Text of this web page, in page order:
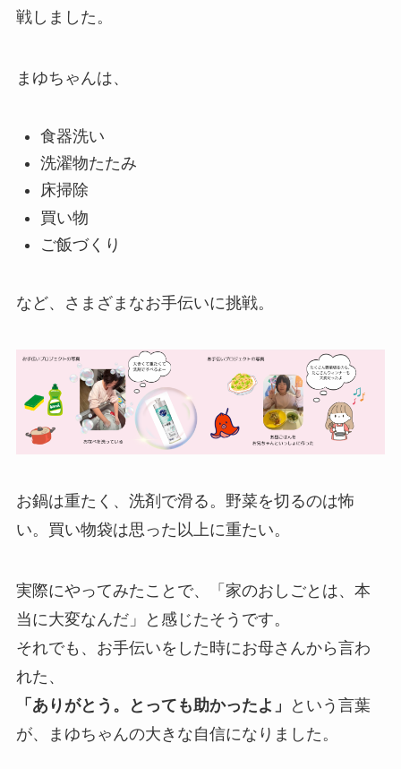
戦しました。
まゆちゃんは、
食器洗い
洗濯物たたみ
床掃除
買い物
ご飯づくり
など、さまざまなお手伝いに挑戦。
お鍋は重たく、洗剤で滑る。野菜を切るのは怖
い。買い物袋は思った以上に重たい。
実際にやってみたことで、「家のおしごとは、本
当に大変なんだ」と感じたそうです。
それでも、お手伝いをした時にお母さんから言わ
れた、
「ありがとう。とっても助かったよ」
という言葉
が、まゆちゃんの大きな自信になりました。